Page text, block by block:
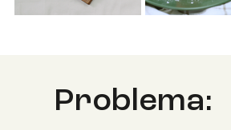
Problema: